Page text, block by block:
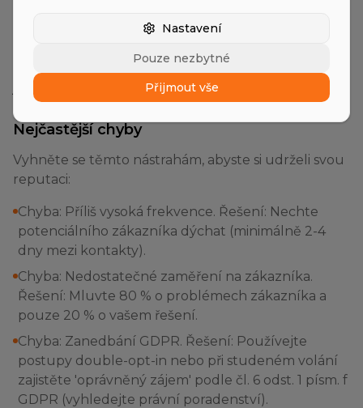
dostane na černé listiny. Zvláště v německém
vztazích, je hrubá automatizace rychle vnímána
Nejčastější chyby
Vyhněte se těmto nástrahám, abyste si udrželi svou
reputaci:
Chyba: Příliš vysoká frekvence. Řešení: Nechte
potenciálního zákazníka dýchat (minimálně 2-4
dny mezi kontakty).
Chyba: Nedostatečné zaměření na zákazníka.
Řešení: Mluvte 80 % o problémech zákazníka a
pouze 20 % o vašem řešení.
Chyba: Zanedbání GDPR. Řešení: Používejte
postupy double-opt-in nebo při studeném volání
zajistěte 'oprávněný zájem' podle čl. 6 odst. 1 písm. f
GDPR (vyhledejte právní poradenství).
Nastavení
Pouze nezbytné
Přijmout vše